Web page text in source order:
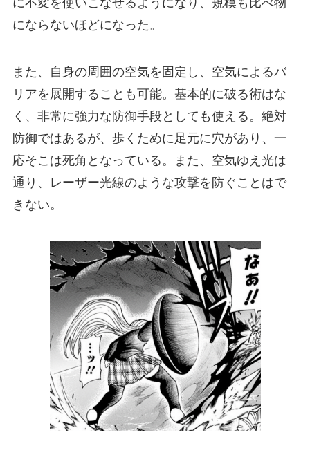
に不変を使いこなせるようになり、規模も比べ物
にならないほどになった。
また、自身の周囲の空気を固定し、空気によるバ
リアを展開することも可能。基本的に破る術はな
く、非常に強力な防御手段としても使える。絶対
防御ではあるが、歩くために足元に穴があり、一
応そこは死角となっている。また、空気ゆえ光は
通り、レーザー光線のような攻撃を防ぐことはで
きない。